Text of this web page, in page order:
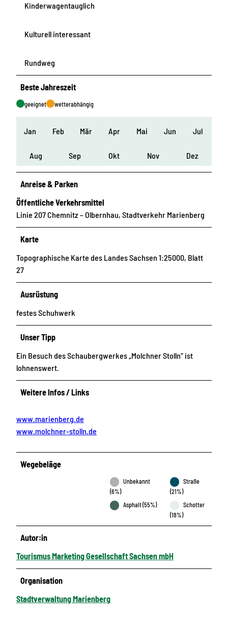
Kinderwagentauglich
Kulturell interessant
Rundweg
Beste Jahreszeit
geeignet wetterabhängig
Jan Feb Mär Apr Mai Jun Jul
Aug Sep Okt Nov Dez
Anreise & Parken
Öffentliche Verkehrsmittel
Linie 207 Chemnitz – Olbernhau, Stadtverkehr Marienberg
Karte
Topographische Karte des Landes Sachsen 1:25000, Blatt
27
Ausrüstung
festes Schuhwerk
Unser Tipp
Ein Besuch des Schaubergwerkes „Molchner Stolln“ ist
lohnenswert.
Weitere Infos / Links
www.marienberg.de
www.molchner-stolln.de
Wegebeläge
Unbekannt
(6%)
Straße
(21%)
Asphalt (55%)
Schotter
(18%)
Autor:in
Tourismus Marketing Gesellschaft Sachsen mbH
Organisation
Stadtverwaltung Marienberg